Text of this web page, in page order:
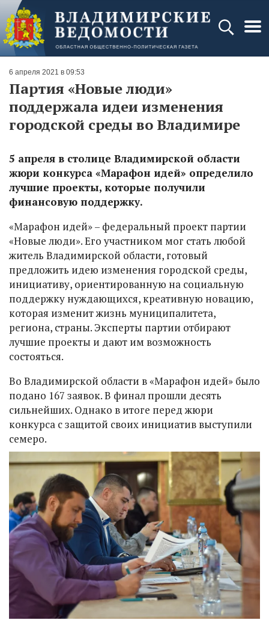
6 апреля 2021 в 09:53
Партия «Новые люди»
поддержала идеи изменения
городской среды во Владимире
5 апреля в столице Владимирской области
жюри конкурса «Марафон идей» определило
лучшие проекты, которые получили
финансовую поддержку.
«Марафон идей» – федеральный проект партии
«Новые люди». Его участником мог стать любой
житель Владимирской области, готовый
предложить идею изменения городской среды,
инициативу, ориентированную на социальную
поддержку нуждающихся, креативную новацию,
которая изменит жизнь муниципалитета,
региона, страны. Эксперты партии отбирают
лучшие проекты и дают им возможность
состояться.
Во Владимирской области в «Марафон идей» было
подано 167 заявок. В финал прошли десять
сильнейших. Однако в итоге перед жюри
конкурса с защитой своих инициатив выступили
семеро.